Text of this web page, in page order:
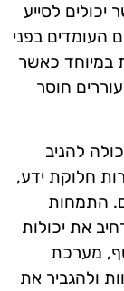
יכולים לסייע
העומדים בפני
במיוחד כאשר
חוסר
להניב
חלוקת ידע,
התמחות
את יכולות
מערכת
ולהגביר את